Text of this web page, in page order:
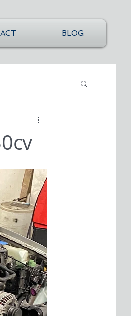
BLOG